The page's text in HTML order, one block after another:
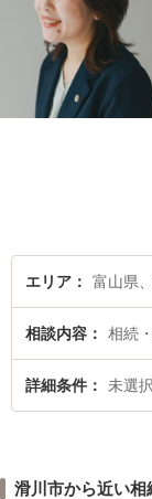
エリア 富山県
相談内容 相続
詳細条件 未選択
滑川市から近い